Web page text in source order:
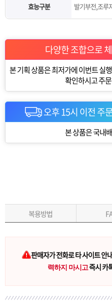
효능구분 발기부전,조루
다양한 조합으로
본 기획 상품은 최저가에 이번트 실
확인하시고 주
오후 15시 이전 주
본 상품은 국내
복용방법
판매자가 전화로 타 사이트 안
력하지 마시고즉시 카